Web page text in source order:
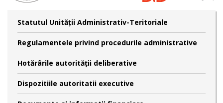
Statutul Unităţii Administrativ-Teritoriale
Regulamentele privind procedurile administrative
Hotărârile autorităţii deliberative
Dispozitiile autoritatii executive